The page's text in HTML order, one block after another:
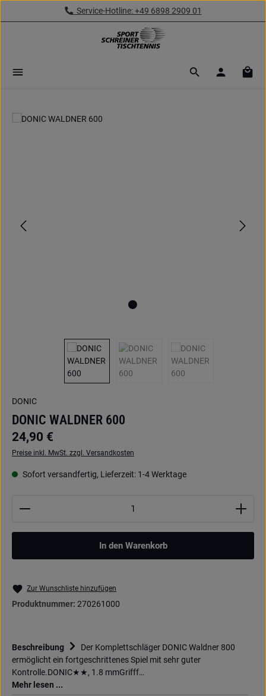
Zum Hauptinhalt springenService-Hotline: +49 6898 2909 01
Bildergalerie überspringen
DONIC
DONIC WALDNER 600
24,90 €
Preise inkl. MwSt. zzgl. Versandkosten
Sofort versandfertig, Lieferzeit: 1-4 Werktage
Produkt Anzahl: Gib den gewünschten Wert ein
In den Warenkorb
Zur Wunschliste hinzufügen
Produktnummer: 270261000
Beschreibung
Der Komplettschläger DONIC Waldner 800
ermöglicht ein fortgeschrittenes Spiel mit sehr guter
Kontrolle.DONIC★★, 1.8 mmGrifff…
Mehr lesen ...